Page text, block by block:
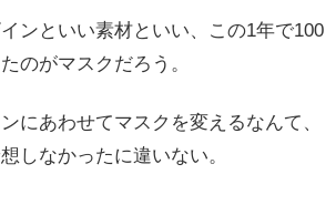
ンといい素材といい、この1年で100
のがマスクだろう。
にあわせてマスクを変えるなんて、
しなかったに違いない。